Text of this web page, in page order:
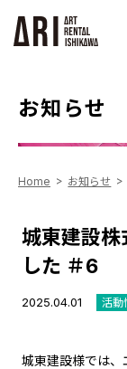
お知らせ
Home お知らせ
城東建設株
した ＃6
2025.04.01 活動
城東建設様では